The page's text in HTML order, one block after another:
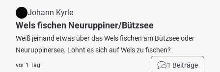
Johann Kyrle
Wels fischen Neuruppiner/Bützsee
Weiß jemand etwas über das Wels fischen am Bützsee oder
Neuruppinersee. Lohnt es sich auf Wels zu fischen?
vor 1 Tag 1 Beiträge